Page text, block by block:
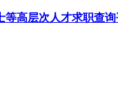
等高层次人才求职查